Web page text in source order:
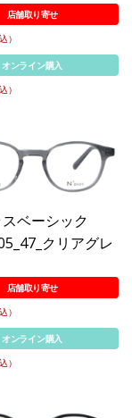
店舗取り寄せ
）
オンライン購入
）
ベーシック
クリアグレ
店舗取り寄せ
）
オンライン購入
）